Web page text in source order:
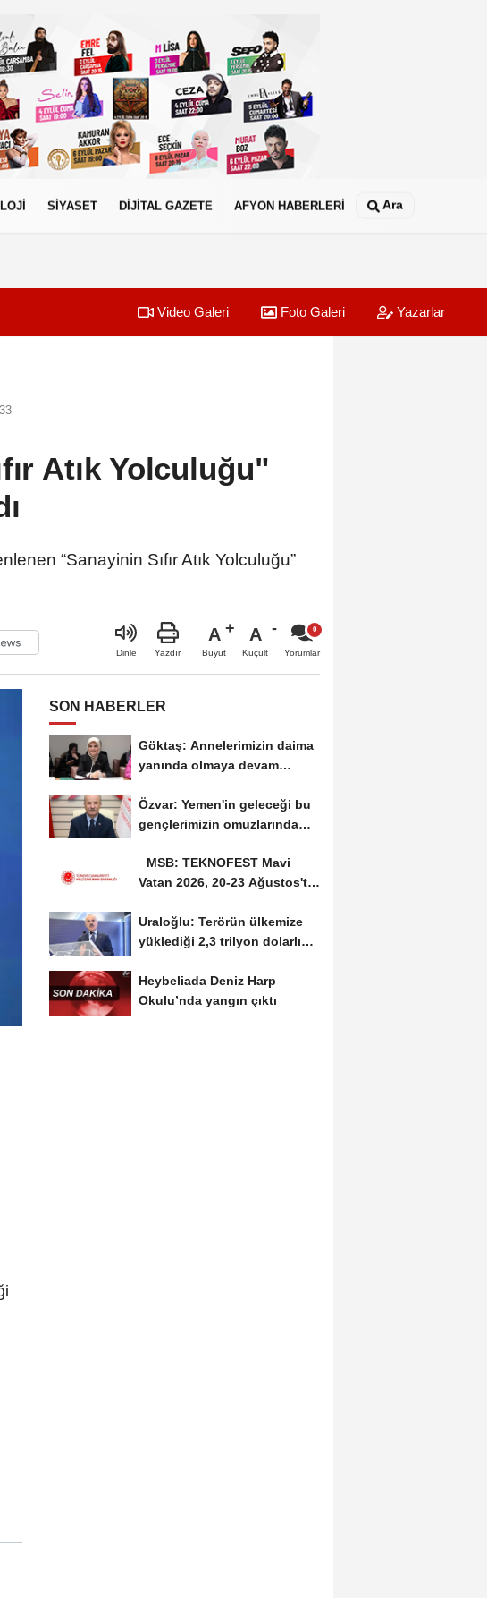
SİYASET DİJİTAL GAZETE AFYON HABERLERİ Ara
Video Galeri Foto Galeri Yazarlar
Atık Yolculuğu"
“Sanayinin Sıfır Atık Yolculuğu”
Dinle Yazdır
A
Büyüt
A
Küçült Yorumlar
SON HABERLER
Göktaş: Annelerimizin daima
yanında olmaya devam
Özvar: Yemen'in geleceği bu
gençlerimizin omuzlarında
MSB: TEKNOFEST Mavi
Vatan 2026, 20-23 Ağustos'ta
Uraloğlu: Terörün ülkemize
yüklediği 2,3 trilyon dolarlık
Heybeliada Deniz Harp
Okulu’nda yangın çıktı